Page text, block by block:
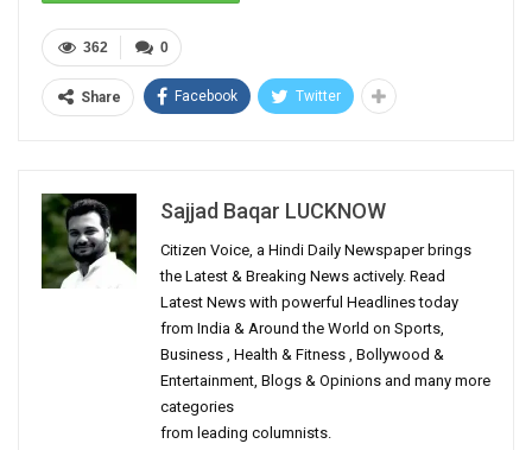
0
362
Share Facebook Twitter
Sajjad Baqar LUCKNOW
Citizen Voice, a Hindi Daily Newspaper brings
the Latest & Breaking News actively. Read
Latest News with powerful Headlines today
from India & Around the World on Sports,
Business , Health & Fitness , Bollywood &
Entertainment, Blogs & Opinions and many more
categories
from leading columnists.